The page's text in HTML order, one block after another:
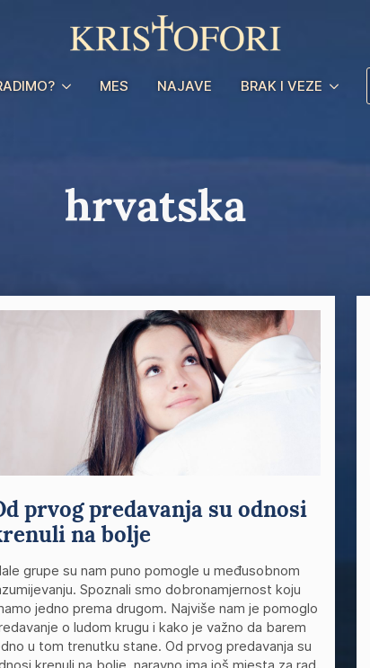
MES NAJAVE BRAK I VEZE
hrvatska
prvog predavanja su odnosi
na bolje
grupe su nam puno pomogle u međusobnom
Spoznali smo dobronamjernost koju
jedno prema drugom. Najviše nam je pomoglo
o ludom krugu i kako je važno da barem
u tom trenutku stane. Od prvog predavanja su